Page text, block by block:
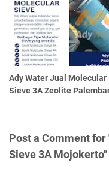
Ady Water Jual Molecular
Sieve 3A Zeolite
Post a Comment
Sieve 3A Mojokerto"